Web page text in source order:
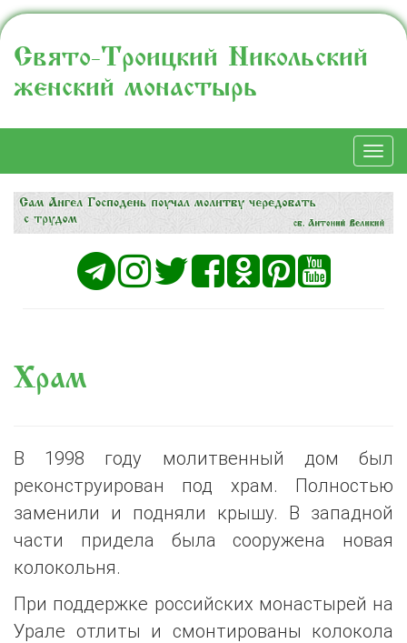
Свято-Троицкий Никольский
женский монастырь
Храм
В 1998 году молитвенный дом был
реконструирован под храм. Полностью
заменили и подняли крышу. В западной
части придела была сооружена новая
колокольня.
При поддержке российских монастырей на
Урале отлиты и смонтированы колокола